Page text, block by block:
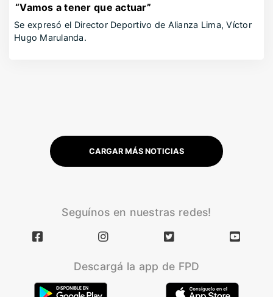
“Vamos a tener que actuar”
Se expresó el Director Deportivo de Alianza Lima, Víctor
Hugo Marulanda.
CARGAR MÁS NOTICIAS
Seguínos en nuestras redes!
Descargá la app de FPD